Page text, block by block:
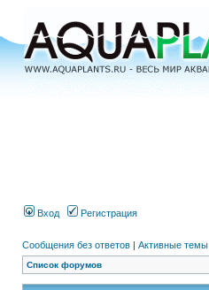
Вход Регистрация
Сообщения без ответов | Активные темы
Список форумов